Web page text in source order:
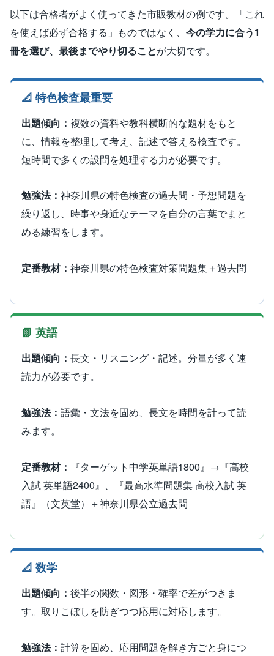
以下は合格者がよく使ってきた市販教材の例です。「これ
を使えば必ず合格する」ものではなく、 今の学力に合う1
冊を選び、最後までやり切ることが大切です。
📐 特色検査最重要
出題傾向： 複数の資料や教科横断的な題材をもと
に、情報を整理して考え、記述で答える検査です。
短時間で多くの設問を処理する力が必要です。
勉強法： 神奈川県の特色検査の過去問・予想問題を
繰り返し、時事や身近なテーマを自分の言葉でまと
める練習をします。
定番教材： 神奈川県の特色検査対策問題集＋過去問
📗 英語
出題傾向： 長文・リスニング・記述。分量が多く速
読力が必要です。
勉強法： 語彙・文法を固め、長文を時間を計って読
みます。
定番教材：
『ターゲット中学英単語1800』→『高校
入試 英単語2400』、『最高水準問題集 高校入試 英
語』（文英堂）＋神奈川県公立過去問
📐 数学
出題傾向： 後半の関数・図形・確率で差がつきま
す。取りこぼしを防ぎつつ応用に対応します。
勉強法： 計算を固め、応用問題を解き方ごと身につ